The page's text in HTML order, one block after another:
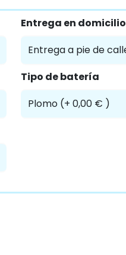
Entrega en domicilio
Tipo de batería